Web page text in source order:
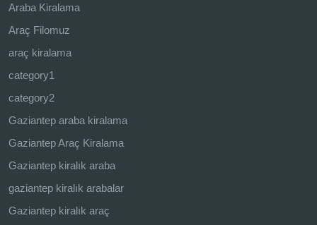
Araba Kiralama
Araç Filomuz
araç kiralama
category1
category2
Gaziantep araba kiralama
Gaziantep Araç Kiralama
Gaziantep kiralık araba
gaziantep kiralık arabalar
Gaziantep kiralık araç